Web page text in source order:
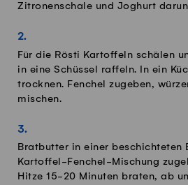
Zitronenschale und Joghurt
Für die Rösti Kartoffeln schälen
in eine Schüssel raffeln. In ein
trocknen. Fenchel zugeben,
mischen.
Bratbutter in einer beschichteten
Kartoffel-Fenchel-Mischung
Hitze 15-20 Minuten braten, ab